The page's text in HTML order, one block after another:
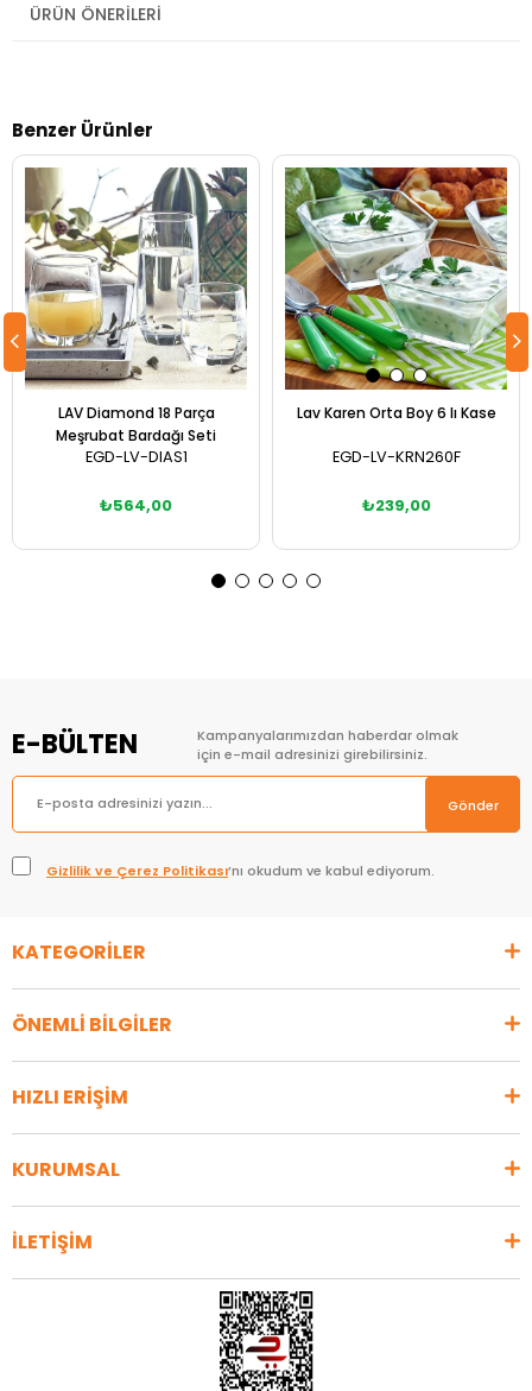
ÜRÜN ÖNERILERI
Benzer Ürünler
LAV Diamond 18 Parça
Meşrubat Bardağı Seti
EGD-LV-DIAS1
₺564,00
Lav Karen Orta Boy 6 lı Kase
EGD-LV-KRN260F
₺239,00
E-BÜLTEN
Kampanyalarımızdan haberdar olmak
için e-mail adresinizi girebilirsiniz.
Gönder
Gizlilik ve Çerez Politikası’nı okudum ve kabul ediyorum.
KATEGORİLER
ÖNEMLİ BİLGİLER
HIZLI ERİŞİM
KURUMSAL
İLETİŞİM